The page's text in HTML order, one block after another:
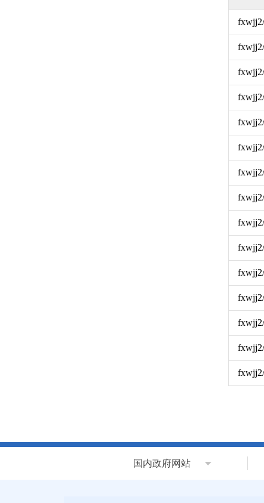
fxwjj2/
国内政府网站